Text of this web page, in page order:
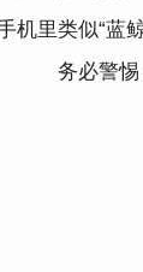
里类似“蓝鲸
务必警惕